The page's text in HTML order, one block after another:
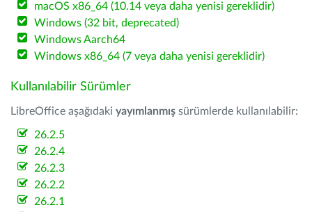
macOS x86_64 (10.14 veya daha yenisi gereklidir)
Windows (32 bit, deprecated)
Windows Aarch64
Windows x86_64 (7 veya daha yenisi gereklidir)
Kullanılabilir Sürümler
LibreOffice aşağıdaki yayımlanmış sürümlerde kullanılabilir:
26.2.5
26.2.4
26.2.3
26.2.2
26.2.1